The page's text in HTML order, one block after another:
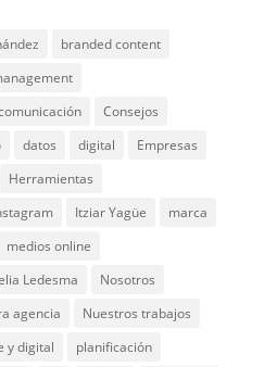
branded content
Consejos
datos digital
Empresas
Herramientas
Itziar Yagüe
marca
medios online
Ledesma
Nosotros
agencia
Nuestros trabajos
y digital
planificación